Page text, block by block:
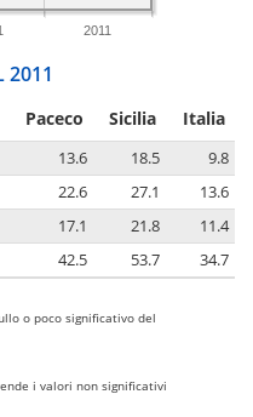
2011
2011
Paceco Sicilia Italia
13.6 18.5
9.8
22.6 27.1
13.6
17.1 21.8
11.4
42.5 53.7 34.7
o poco significativo del
i valori non significativi